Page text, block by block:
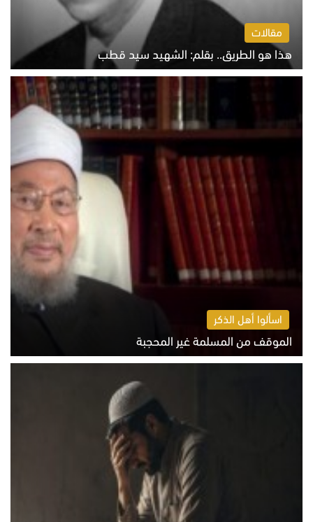
مقالات
هذا هو الطريق.. بقلم: الشهيد سيد قطب
الخميس 6 أغسطس 2026 10:52 ص
اسألوا أهل الذكر
الموقف من المسلمة غير المحجبة
الخميس 6 أغسطس 2026 10:45 ص